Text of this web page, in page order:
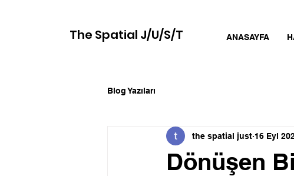
The Spatial J/U/S/T ANASAYFA
Blog Yazıları
Dönüşen
the spatial just 16 Eyl